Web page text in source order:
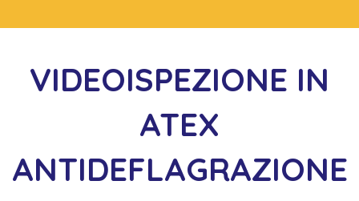
VIDEOISPEZIONE IN
ATEX
ANTIDEFLAGRAZIONE